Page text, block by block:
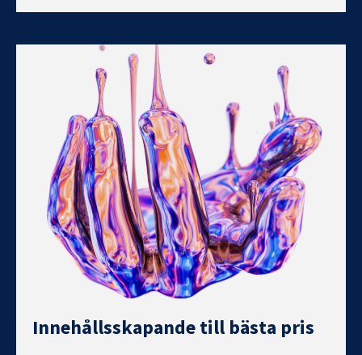
Innehållsskapande till bästa pris